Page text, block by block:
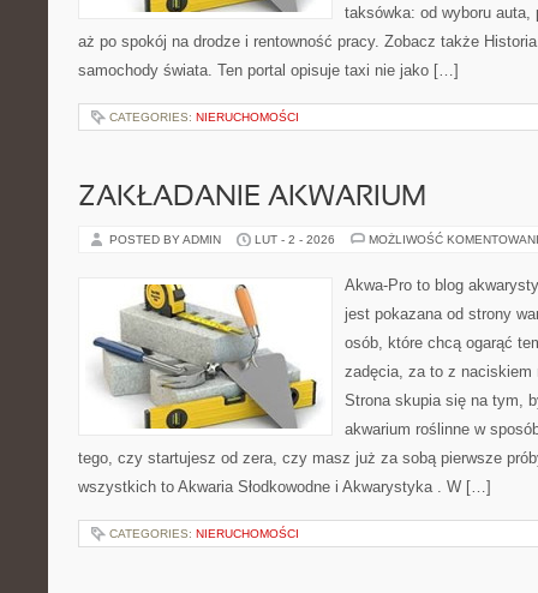
taksówka: od wyboru
aż po spokój na drodze i rentowność pracy. Zobacz także
samochody świata. Ten portal opisuje taxi nie jako […]
CATEGORIES: NIERUCHOMOŚCI
ZAKŁADANIE AKWARIUM
POSTED BY ADMIN LUT - 2 - 2026 MOŻLIWOŚĆ
Akwa-Pro to blog
jest pokazana od strony
osób, które chcą ogarąć
zadęcia, za to z naciskiem
Strona skupia się na tym,
akwarium roślinne w
tego, czy startujesz od zera, czy masz już za sobą pierwsze
wszystkich to Akwaria Słodkowodne i Akwarystyka . W […]
CATEGORIES: NIERUCHOMOŚCI